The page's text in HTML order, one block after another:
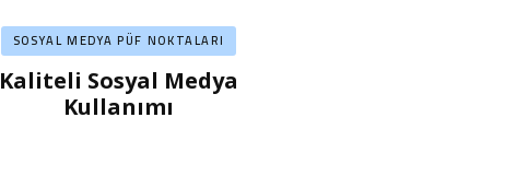
SOSYAL MEDYA PÜF NOKTALARI
Kaliteli Sosyal Medya
Kullanımı